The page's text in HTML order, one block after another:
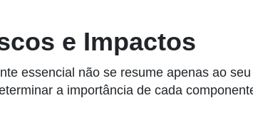
e Impactos
essencial não se resume apenas ao
a importância de cada